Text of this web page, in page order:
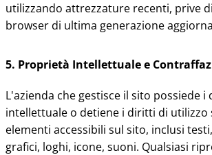
utilizzando attrezzature recenti, prive
browser di ultima generazione
5. Proprietà Intellettuale e
L'azienda che gestisce il sito possiede
intellettuale o detiene i diritti di utilizzo
elementi accessibili sul sito, inclusi
grafici, loghi, icone, suoni. Qualsiasi